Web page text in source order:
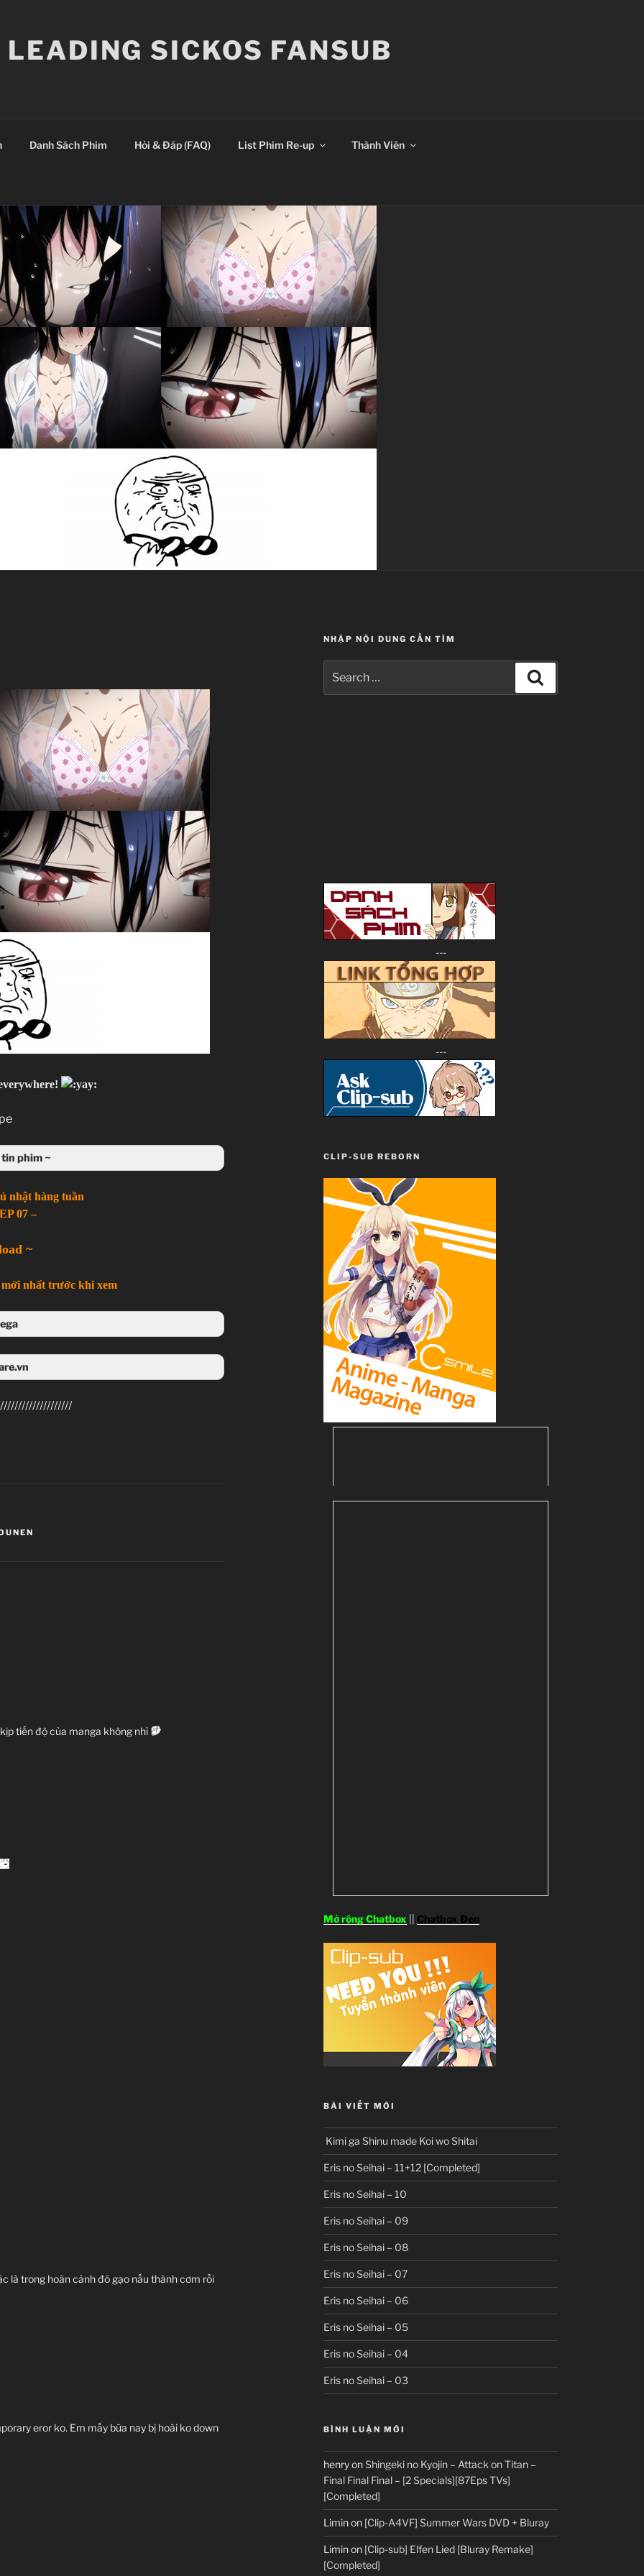
SICKOS FANSUB
Danh Sách Phim Hỏi & Đáp (FAQ) List Phim Re-up Thành Viên
phim ~
TV Series
Romance, Shounen
hội đen và cuộc tình giả tạo.
nhật hàng tuần
07 –
~
nhất trước khi xem
tiến độ của manga không nhỉ
là trong hoàn cảnh đó gạo nấu thành cơm rồi
eror ko. Em mấy bữa nay bị hoài ko down
NHẬP NỘI DUNG CẦN TÌM
for:
---
---
CLIP-SUB REBORN
Mở rộng Chatbox Chatbox Đen
BÀI VIẾT MỚI
Kimi ga Shinu made Koi wo Shitai
Eris no Seihai – 11+12 [Completed]
Eris no Seihai – 10
Eris no Seihai – 09
Eris no Seihai – 08
Eris no Seihai – 07
Eris no Seihai – 06
Eris no Seihai – 05
Eris no Seihai – 04
Eris no Seihai – 03
BÌNH LUẬN MỚI
henryonShingeki no Kyojin – Attack on Titan –
Final Final Final – [2 Specials][87Eps TVs]
[Completed]
Liminon [Clip-A4VF] Summer Wars DVD + Bluray
Liminon [Clip-sub] Elfen Lied [Bluray Remake]
[Completed]